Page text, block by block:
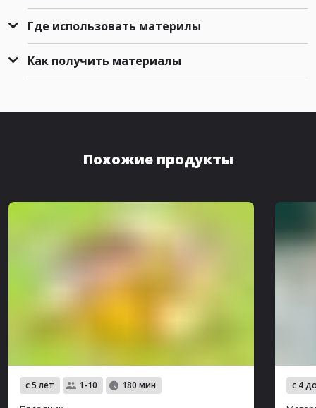
Где использовать материлы
Как получить материалы
Похожие продукты
с 5 лет 1-10 180 мин с 4